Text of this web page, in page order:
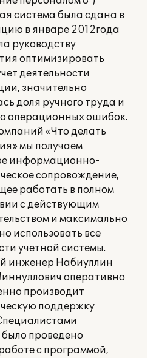
система была сдана в
в январе 2012года
руководству
оптимизировать
деятельности
значительно
доля ручного труда и
операционных ошибок.
«Что делать
мы получаем
информационно-
сопровождение,
работать в полном
с действующим
и максимально
использовать все
учетной системы.
инженер Набиуллин
оперативно
производит
поддержку
проведено
с программой,